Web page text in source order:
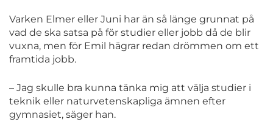
Varken Elmer eller Juni har än så länge grunnat på
vad de ska satsa på för studier eller jobb då de blir
vuxna, men för Emil hägrar redan drömmen om ett
framtida jobb.
– Jag skulle bra kunna tänka mig att välja studier i
teknik eller naturvetenskapliga ämnen efter
gymnasiet, säger han.